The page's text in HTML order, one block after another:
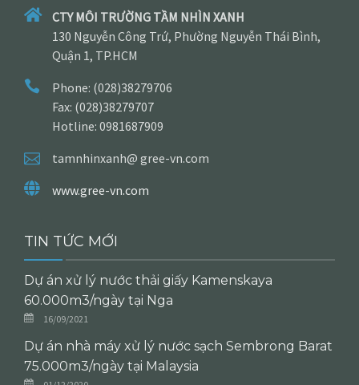
CTY MÔI TRƯỜNG TẦM NHÌN XANH
130 Nguyễn Công Trứ, Phường Nguyễn Thái Bình,
Quận 1, TP.HCM
Phone: (028)38279706
Fax: (028)38279707
Hotline: 0981687909
tamnhinxanh@ gree-vn.com
www.gree-vn.com
TIN TỨC MỚI
Dự án xử lý nước thải giấy Kamenskaya
60.000m3/ngày tại Nga
16/09/2021
Dự án nhà máy xử lý nước sạch Sembrong Barat
75.000m3/ngày tại Malaysia